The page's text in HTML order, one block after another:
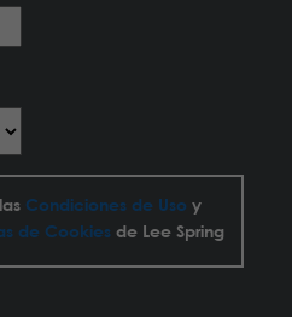
Condiciones de Uso y
de Cookiesde Lee Spring